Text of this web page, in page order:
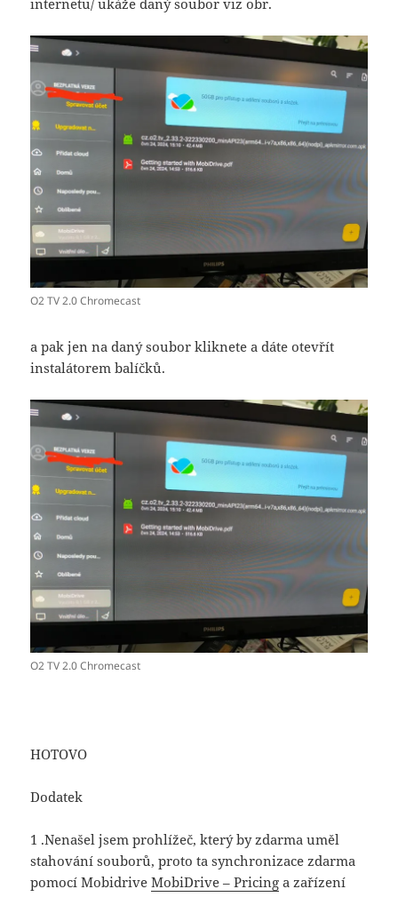
internetu/ ukáže daný soubor viz obr.
O2 TV 2.0 Chromecast
a pak jen na daný soubor kliknete a dáte otevřít
instalátorem balíčků.
O2 TV 2.0 Chromecast
HOTOVO
Dodatek
1 .Nenašel jsem prohlížeč, který by zdarma uměl
stahování souborů, proto ta synchronizace zdarma
pomocí MobidriveMobiDrive – Pricing a zařízení